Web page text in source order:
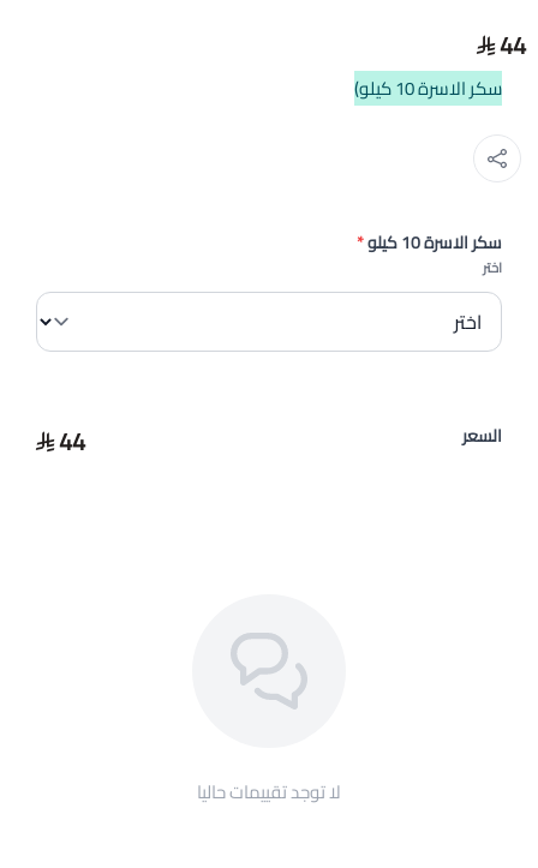
44
سكر الاسرة 10 كيلو)
سكر الاسرة 10 كيلو *
اختر
السعر 44
لا توجد تقييمات حاليا